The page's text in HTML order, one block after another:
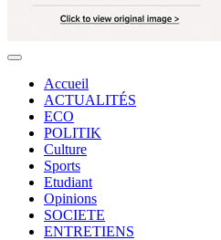
Accueil
ACTUALITÉS
ECO
POLITIK
Culture
Sports
Etudiant
Opinions
SOCIETE
ENTRETIENS